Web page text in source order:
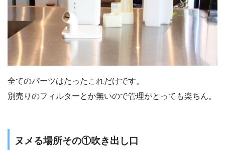
全てのパーツはたったこれだけです。
別売りのフィルターとか無いので管理がとっても楽ちん。
ヌメる場所その①吹き出し口